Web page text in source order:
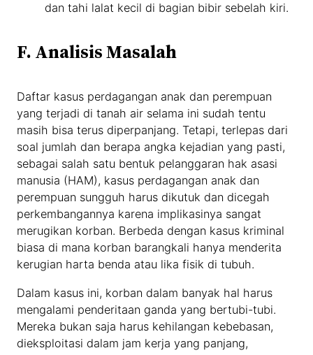
dan tahi lalat kecil di bagian bibir sebelah kiri.
F.Analisis Masalah
Daftar kasus perdagangan anak dan perempuan
yang terjadi di tanah air selama ini sudah tentu
masih bisa terus diperpanjang. Tetapi, terlepas dari
soal jumlah dan berapa angka kejadian yang pasti,
sebagai salah satu bentuk pelanggaran hak asasi
manusia (HAM), kasus perdagangan anak dan
perempuan sungguh harus dikutuk dan dicegah
perkembangannya karena implikasinya sangat
merugikan korban. Berbeda dengan kasus kriminal
biasa di mana korban barangkali hanya menderita
kerugian harta benda atau lika fisik di tubuh.
Dalam kasus ini, korban dalam banyak hal harus
mengalami penderitaan ganda yang bertubi-tubi.
Mereka bukan saja harus kehilangan kebebasan,
dieksploitasi dalam jam kerja yang panjang,